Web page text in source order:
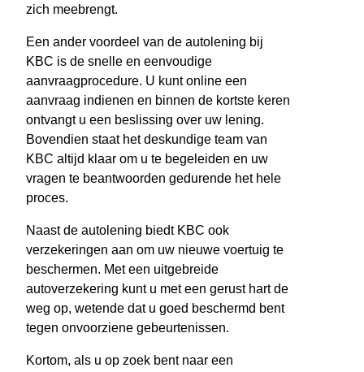
zich meebrengt.
Een ander voordeel van de autolening bij
KBC is de snelle en eenvoudige
aanvraagprocedure. U kunt online een
aanvraag indienen en binnen de kortste keren
ontvangt u een beslissing over uw lening.
Bovendien staat het deskundige team van
KBC altijd klaar om u te begeleiden en uw
vragen te beantwoorden gedurende het hele
proces.
Naast de autolening biedt KBC ook
verzekeringen aan om uw nieuwe voertuig te
beschermen. Met een uitgebreide
autoverzekering kunt u met een gerust hart de
weg op, wetende dat u goed beschermd bent
tegen onvoorziene gebeurtenissen.
Kortom, als u op zoek bent naar een